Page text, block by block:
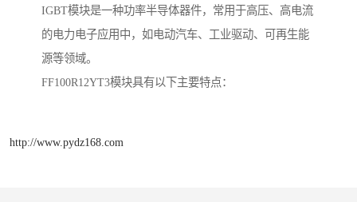
IGBT模块是一种功率半导体器件，常用于高压、高电流
的电力电子应用中，如电动汽车、工业驱动、可再生能
源等领域。
FF100R12YT3模块具有以下主要特点：
http://www.pydz168.com